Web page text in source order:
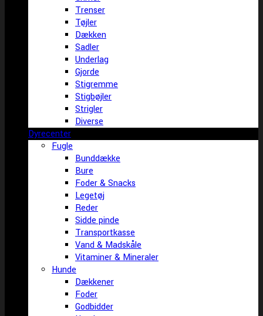
Trenser
Tøjler
Dækken
Sadler
Underlag
Gjorde
Stigremme
Stigbøjler
Strigler
Diverse
Dyrecenter
Fugle
Bunddække
Bure
Foder & Snacks
Legetøj
Reder
Sidde pinde
Transportkasse
Vand & Madskåle
Vitaminer & Mineraler
Hunde
Dækkener
Foder
Godbidder